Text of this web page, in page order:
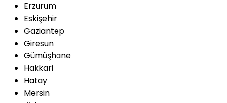
Erzurum
Eskişehir
Gaziantep
Giresun
Gümüşhane
Hakkari
Hatay
Mersin